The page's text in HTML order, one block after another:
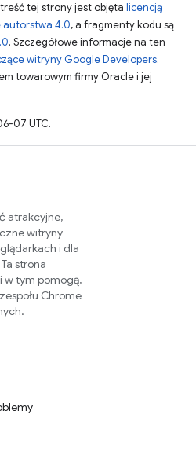
tej strony jest objęta licencją
autorstwa 4.0, a fragmenty kodu są
. Szczegółowe informacje na ten
witryny Google Developers.
towarowym firmy Oracle i jej
07 UTC.
atrakcyjne,
witryny
i dla
strona
w tym pomogą,
Chrome